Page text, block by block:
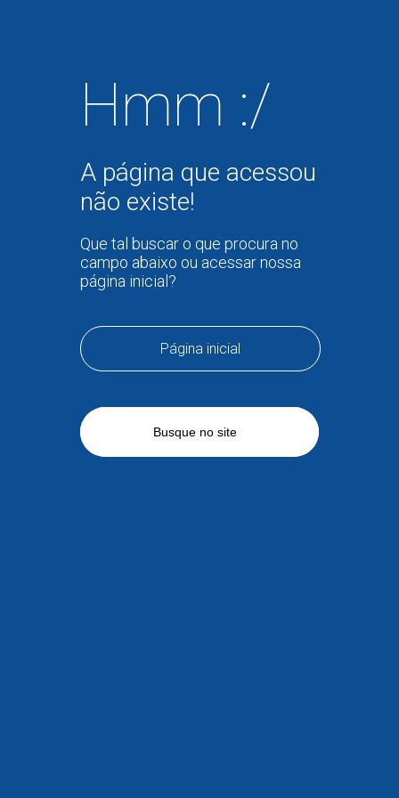
Hmm :/
A página que acessou
não existe!
Que tal buscar o que procura no
campo abaixo ou acessar nossa
página inicial?
Página inicial